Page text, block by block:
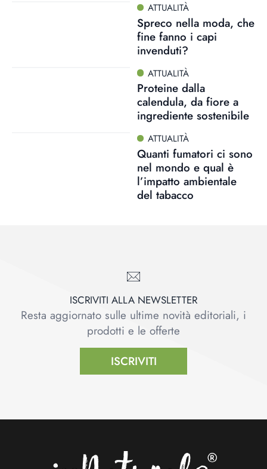
ATTUALITÀ
Spreco nella moda, che
fine fanno i capi
invenduti?
ATTUALITÀ
Proteine dalla
calendula, da fiore a
ingrediente sostenibile
ATTUALITÀ
Quanti fumatori ci sono
nel mondo e qual è
l’impatto ambientale
del tabacco
ISCRIVITI ALLA NEWSLETTER
Resta aggiornato sulle ultime novità editoriali, i
prodotti e le offerte
ISCRIVITI